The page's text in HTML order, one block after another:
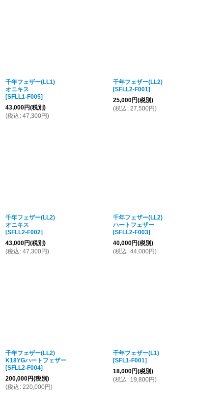
千年フェザー(LL1)
オニキス
[SFLL1-F005]
43,000円(税別)
(税込 : 47,300円)
千年フェザー(LL2)
[SFLL2-F001]
25,000円(税別)
(税込 : 27,500円)
千年フェザー(LL2)
オニキス
[SFLL2-F002]
43,000円(税別)
(税込 : 47,300円)
千年フェザー(LL2)
ハートフェザー
[SFLL2-F003]
40,000円(税別)
(税込 : 44,000円)
千年フェザー(LL2)
K18YGハートフェザー
[SFLL2-F004]
200,000円(税別)
(税込 : 220,000円)
千年フェザー(L1)
[SFL1-F001]
18,000円(税別)
(税込 : 19,800円)